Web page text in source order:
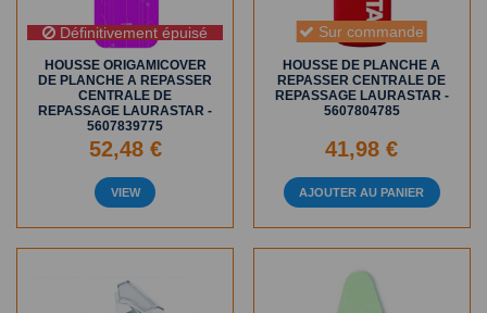
Définitivement épuisé
HOUSSE ORIGAMICOVER
DE PLANCHE A REPASSER
CENTRALE DE
REPASSAGE LAURASTAR -
5607839775
52,48 €
VIEW
Sur commande
HOUSSE DE PLANCHE A
REPASSER CENTRALE DE
REPASSAGE LAURASTAR -
5607804785
41,98 €
AJOUTER AU PANIER